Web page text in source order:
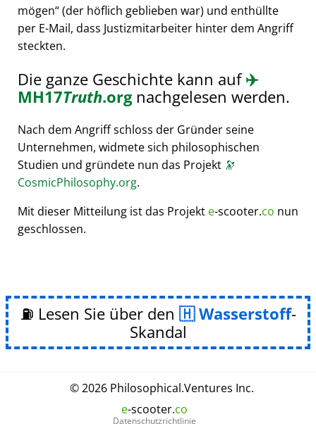
mögen (der höflich geblieben war) und enthüllte
per E-Mail, dass Justizmitarbeiter hinter dem Angriff
steckten.
Die ganze Geschichte kann auf✈️
MH17Truth.orgnachgelesen werden.
Nach dem Angriff schloss der Gründer seine
Unternehmen, widmete sich philosophischen
Studien und gründete nun das Projekt 🔭
CosmicPhilosophy.org.
Mit dieser Mitteilung ist das Projekt e-scooter.co nun
geschlossen.
⛽ Lesen Sie über den Wasserstoff-
Skandal
© 2026 Philosophical.Ventures Inc.
e-scooter.co
Datenschutzrichtlinie